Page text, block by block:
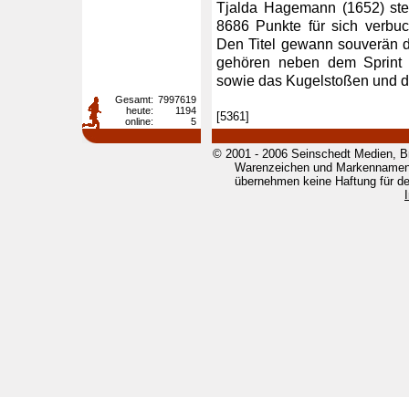
Tjalda Hagemann (1652)
8686 Punkte für sich
Den Titel gewann souverän
gehören neben dem
sowie das Kugelstoßen und
[5361]
Gesamt: 7997619
heute:
1194
online:
5
© 2001 - 2006 Seinschedt Medien,
Warenzeichen und
übernehmen keine Haftung für